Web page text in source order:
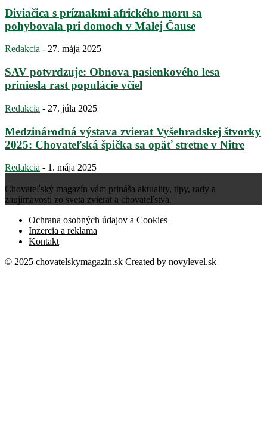
Diviačica s príznakmi afrického moru sa
pohybovala pri domoch v Malej Čause
Redakcia - 27. mája 2025
SAV potvrdzuje: Obnova pasienkového lesa
priniesla rast populácie včiel
Redakcia - 27. júla 2025
Medzinárodná výstava zvierat Vyšehradskej štvorky
2025: Chovateľská špička sa opäť stretne v Nitre
Redakcia - 1. mája 2025
Chovateľský magazín vám prináša aktuality, tipy, rady a
zaujímavosti zo sveta zvierat a chovateľstva.
Ochrana osobných údajov a Cookies
Inzercia a reklama
Kontakt
© 2025 chovatelskymagazin.sk Created by novylevel.sk